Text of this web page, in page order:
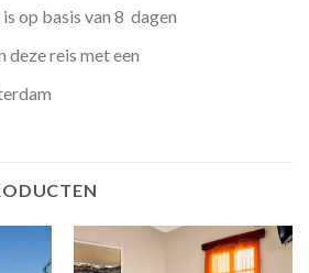
op basis van 8 dagen
deze reis met een